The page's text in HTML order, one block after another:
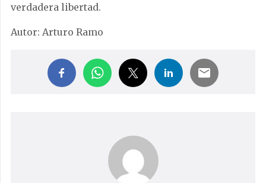
verdadera libertad.
Autor: Arturo Ramo